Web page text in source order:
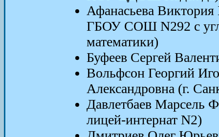
Афанасьева Виктория
ГБОУ СОШ N292 с
математики)
Буфеев Сергей
Вольфсон Георгий
Александровна (г.
Давлетбаев Марсель
лицей-интернат N2)